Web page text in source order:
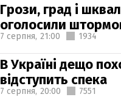
Грози, град і
оголосили
7 серпня, 21:00 1934
В Україні дещо
відступить спека
7 серпня, 20:00 7551